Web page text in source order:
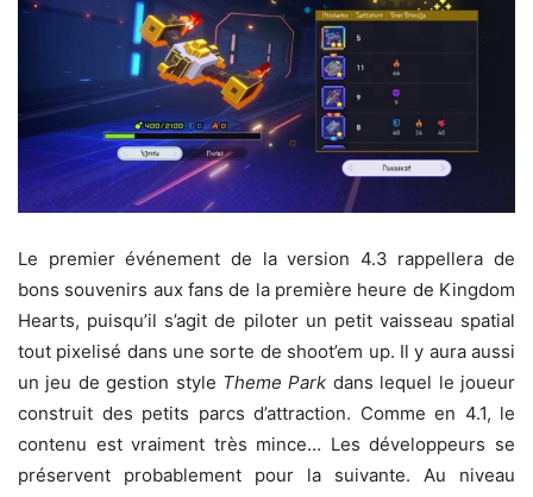
Le premier événement de la version 4.3 rappellera de
bons souvenirs aux fans de la première heure de Kingdom
Hearts, puisqu’il s’agit de piloter un petit vaisseau spatial
tout pixelisé dans une sorte de shoot’em up. Il y aura aussi
un jeu de gestion style Theme Park dans lequel le joueur
construit des petits parcs d’attraction. Comme en 4.1, le
contenu est vraiment très mince… Les développeurs se
préservent probablement pour la suivante. Au niveau